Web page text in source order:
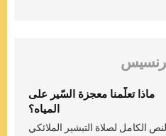
فرنسيس
ماذا تعلّمنا معجزة السّير على
المياه؟
الكامل لصلاة التبشير الملائكي